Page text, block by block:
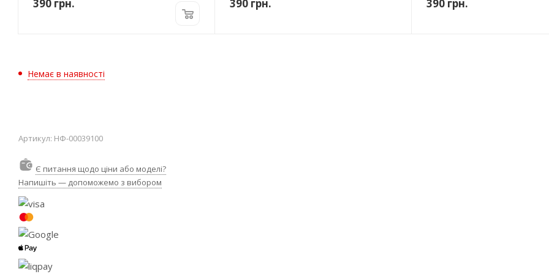
390 грн. 390 грн. 390 грн.
Немає в наявності
Артикул: НФ-00039100
Є питання щодо ціни або моделі?
Напишіть — допоможемо з вибором